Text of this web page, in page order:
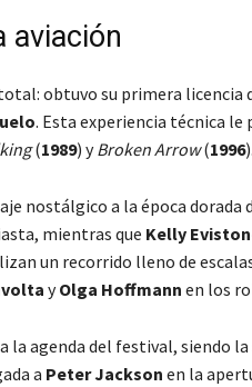
aviación
obtuvo su primera licencia
. Esta experiencia técnica
(1989) yBroken Arrow(1996).
nostálgico a la época dorada
mientras que Kelly
un recorrido lleno de
yOlga Hoffmann en los
la agenda del festival, siendo la
a Peter Jackson en la